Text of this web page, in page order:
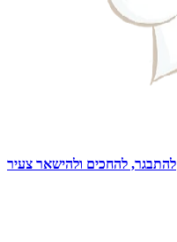
להתבגר, להחכים ולהישאר צעיר